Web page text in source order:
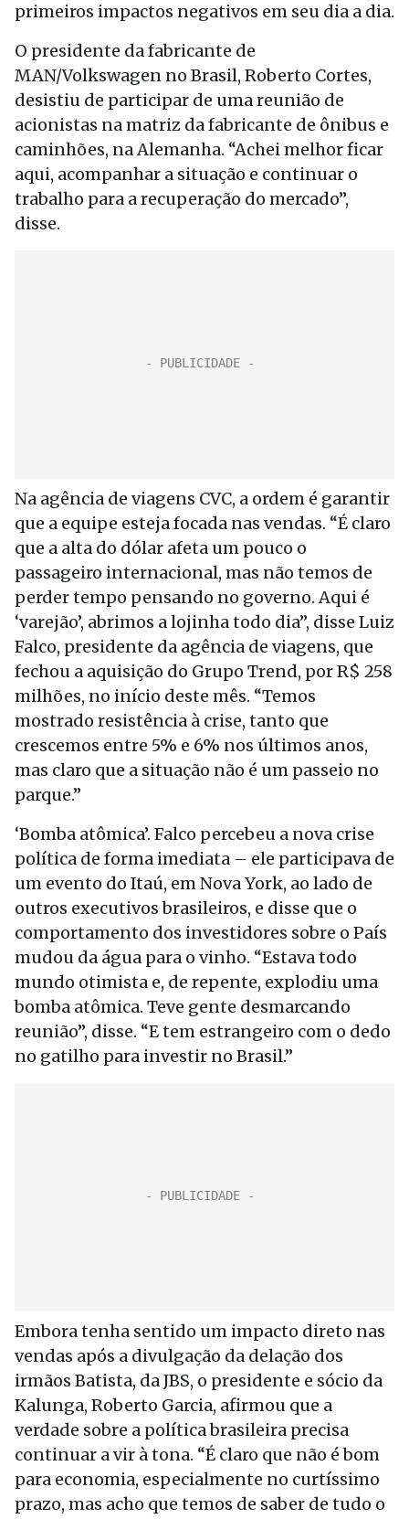
primeiros impactos negativos em seu dia a dia.
O presidente da fabricante de
MAN/Volkswagen no Brasil, Roberto Cortes,
desistiu de participar de uma reunião de
acionistas na matriz da fabricante de ônibus e
caminhões, na Alemanha. “Achei melhor ficar
aqui, acompanhar a situação e continuar o
trabalho para a recuperação do mercado”,
disse.
Na agência de viagens CVC, a ordem é garantir
que a equipe esteja focada nas vendas. “É claro
que a alta do dólar afeta um pouco o
passageiro internacional, mas não temos de
perder tempo pensando no governo. Aqui é
‘varejão’, abrimos a lojinha todo dia”, disse Luiz
Falco, presidente da agência de viagens, que
fechou a aquisição do Grupo Trend, por R$ 258
milhões, no início deste mês. “Temos
mostrado resistência à crise, tanto que
crescemos entre 5% e 6% nos últimos anos,
mas claro que a situação não é um passeio no
parque.”
‘Bomba atômica’. Falco percebeu a nova crise
política de forma imediata – ele participava de
um evento do Itaú, em Nova York, ao lado de
outros executivos brasileiros, e disse que o
comportamento dos investidores sobre o País
mudou da água para o vinho. “Estava todo
mundo otimista e, de repente, explodiu uma
bomba atômica. Teve gente desmarcando
reunião”, disse. “E tem estrangeiro com o dedo
no gatilho para investir no Brasil.”
Embora tenha sentido um impacto direto nas
vendas após a divulgação da delação dos
irmãos Batista, da JBS, o presidente e sócio da
Kalunga, Roberto Garcia, afirmou que a
verdade sobre a política brasileira precisa
continuar a vir à tona. “É claro que não é bom
para economia, especialmente no curtíssimo
prazo, mas acho que temos de saber de tudo o